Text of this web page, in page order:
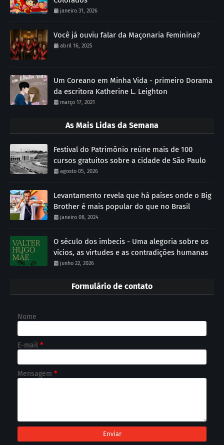
janeiro 31, 2026
Você já ouviu falar da Maçonaria Feminina?
abril 16, 2025
Um Coreano em Minha Vida - primeiro Dorama
da escritora Katherine L. Leighton
março 17, 2021
As Mais Lidas da Semana
Festival do Patrimônio reúne mais de 100
cursos gratuitos sobre a cidade de São Paulo
agosto 05, 2026
Levantamento revela que há países onde o Big
Brother é mais popular do que no Brasil
janeiro 08, 2024
O século dos imbecis - Uma alegoria sobre os
vícios, as virtudes e as contradições humanas
junho 22, 2026
Formulário de contato
Nome
E-mail *
Mensagem *